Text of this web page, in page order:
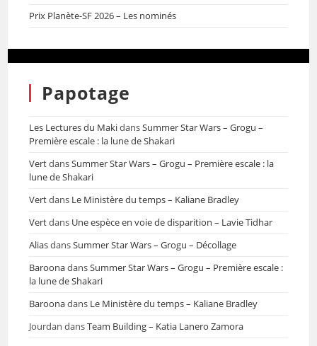
Prix Planète-SF 2026 – Les nominés
Papotage
Les Lectures du MakidansSummer Star Wars – Grogu –
Première escale : la lune de Shakari
VertdansSummer Star Wars – Grogu – Première escale : la
lune de Shakari
Vertdans Le Ministère du temps – Kaliane Bradley
Vertdans Une espèce en voie de disparition – Lavie Tidhar
AliasdansSummer Star Wars – Grogu – Décollage
BaroonadansSummer Star Wars – Grogu – Première escale :
la lune de Shakari
Baroonadans Le Ministère du temps – Kaliane Bradley
Jourdan dansTeam Building – Katia Lanero Zamora